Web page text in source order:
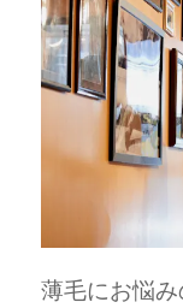
薄毛にお悩